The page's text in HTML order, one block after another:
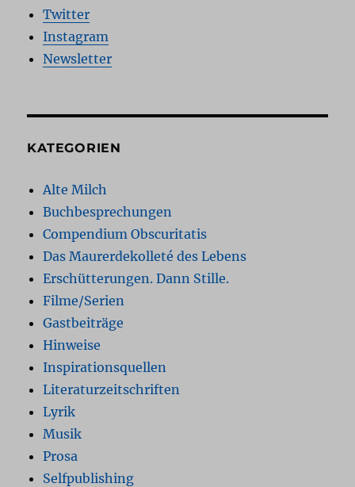
Twitter
Instagram
Newsletter
KATEGORIEN
Alte Milch
Buchbesprechungen
Compendium Obscuritatis
Das Maurerdekolleté des Lebens
Erschütterungen. Dann Stille.
Filme/Serien
Gastbeiträge
Hinweise
Inspirationsquellen
Literaturzeitschriften
Lyrik
Musik
Prosa
Selfpublishing